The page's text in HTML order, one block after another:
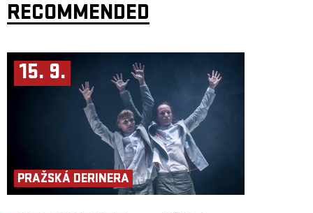
RECOMMENDED
15. 9.
PRAŽSKÁ DERINERA